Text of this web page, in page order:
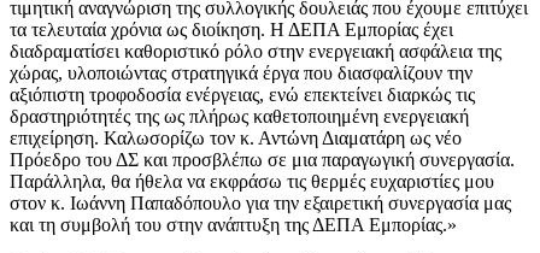
τιμητική αναγνώριση της συλλογικής δουλειάς που έχουμε επιτύχει
τα τελευταία χρόνια ως διοίκηση. Η ΔΕΠΑ Εμπορίας έχει
διαδραματίσει καθοριστικό ρόλο στην ενεργειακή ασφάλεια της
χώρας, υλοποιώντας στρατηγικά έργα που διασφαλίζουν την
αξιόπιστη τροφοδοσία ενέργειας, ενώ επεκτείνει διαρκώς τις
δραστηριότητές της ως πλήρως καθετοποιημένη ενεργειακή
επιχείρηση. Καλωσορίζω τον κ. Αντώνη Διαματάρη ως νέο
Πρόεδρο του ΔΣ και προσβλέπω σε μια παραγωγική συνεργασία.
Παράλληλα, θα ήθελα να εκφράσω τις θερμές ευχαριστίες μου
στον κ. Ιωάννη Παπαδόπουλο για την εξαιρετική συνεργασία μας
και τη συμβολή του στην ανάπτυξη της ΔΕΠΑ Εμπορίας.»